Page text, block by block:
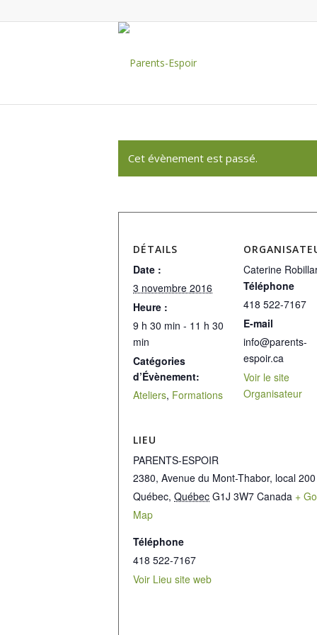
Cet évènement est passé.
DÉTAILS
Date :
3 novembre 2016
Heure :
9 h 30 min - 11 h 30
min
Catégories
d’Évènement:
Ateliers, Formations
Caterine
Téléphone
418 522-7167
E-mail
info@parents-
espoir.ca
Voir le site
Organisateur
LIEU
PARENTS-ESPOIR
2380, Avenue du Mont-Thabor, local 200
Québec, Québec G1J 3W7 Canada +
Map
Téléphone
418 522-7167
Voir Lieu site web